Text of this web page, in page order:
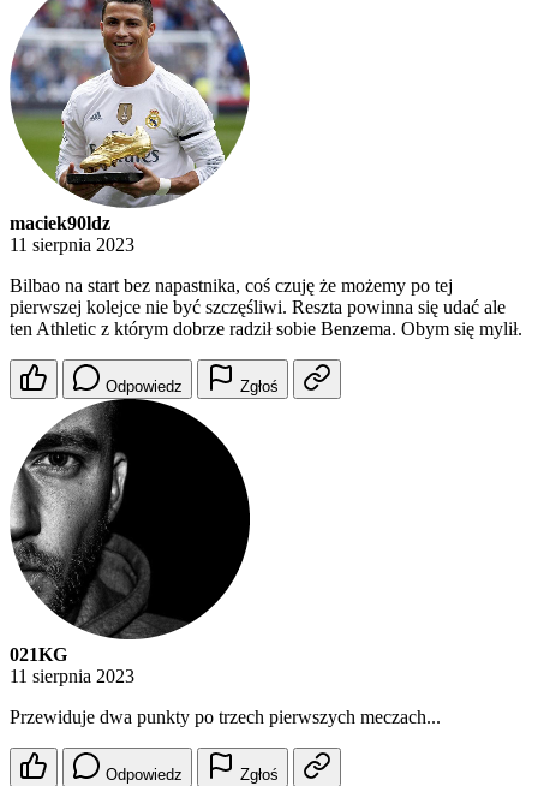
maciek90ldz
11 sierpnia 2023
Bilbao na start bez napastnika, coś czuję że możemy po tej
pierwszej kolejce nie być szczęśliwi. Reszta powinna się udać ale
ten Athletic z którym dobrze radził sobie Benzema. Obym się mylił.
Odpowiedz Zgłoś
021KG
11 sierpnia 2023
Przewiduje dwa punkty po trzech pierwszych meczach...
Odpowiedz Zgłoś